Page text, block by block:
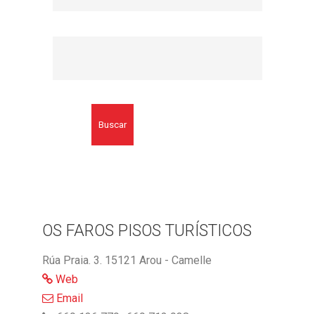
Buscar
OS FAROS PISOS TURÍSTICOS
Rúa Praia. 3. 15121 Arou - Camelle
Web
Email